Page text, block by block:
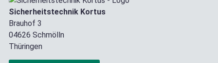
Sicherheitstechnik Kortus
Brauhof 3
04626 Schmölln
Thüringen